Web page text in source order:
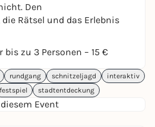
Den
Rätsel und das Erlebnis
bis zu 3 Personen – 15 €
rundgang schnitzeljagd
interaktiv
festspiel stadtentdeckung
Event